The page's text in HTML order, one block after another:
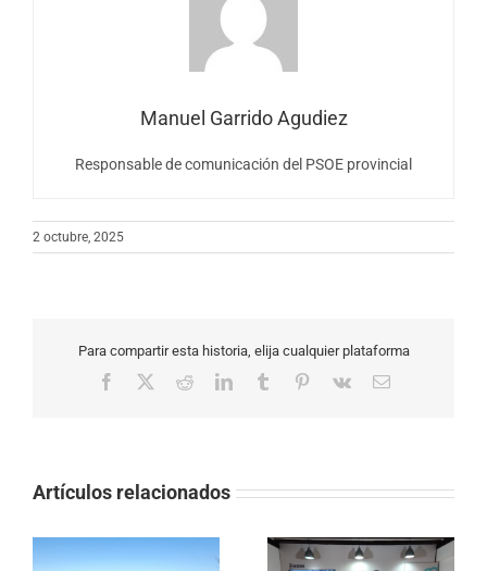
Manuel Garrido Agudiez
Responsable de comunicación del PSOE provincial
2 octubre, 2025
Para compartir esta historia, elija cualquier plataforma
Facebook RedditLinkedInTumblr Pinterest
Vk
Correo
Artículos relacionados